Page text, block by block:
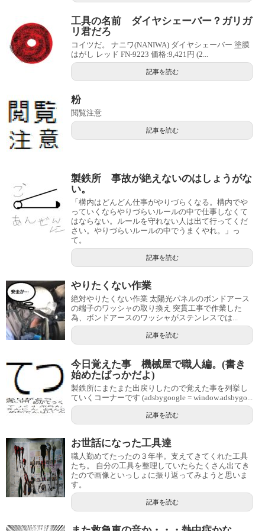
工具の名前 ダイヤシェーバー？ガリガ
リ君だろ
コイツだ。 ナニワ(NANIWA) ダイヤシェーバー 塗膜
はがし レッド FN-9223 価格:9,421円 (2...
記事を読む
粉
閲覧注意
記事を読む
製鉄所 事故が絶えないのはしょうがな
い。
「構内はどんどん仕事がやりづらくなる。構内でや
っていくならやりづらいルールの中で仕事しなくて
はならない。ルールを守れない人は出て行ってくだ
さい。やりづらいルールの中でうまくやれ。」っ
て。
記事を読む
やりたくない作業
絶対やりたくない作業 太陽光パネルのボンドアース
の端子のワッシャの取り換え 突貫工事で作業した
為、ボンドアースのワッシャがステンレスでは...
記事を読む
今日覚えた事 機械屋で職人編。(書き
始めたばっかだよ)
製鉄所にまたまた出戻りしたので覚えた事を列挙し
ていくコーナーです (adsbygoogle = window.adsbygo...
記事を読む
お世話になった工具達
職人勤めてたったの３年半。支えてきてくれた工具
たち。 自分の工具を整理していたらたくさん出てき
たので画像といっしょに振り返ってみようと思いま
す。
記事を読む